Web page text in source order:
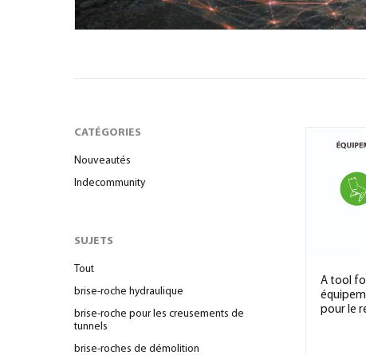
CATÉGORIES
Nouveautés
Indecommunity
SUJETS
Tout
brise-roche hydraulique
brise-roche pour les creusements de
tunnels
brise-roches de démolition
A tool
pour le